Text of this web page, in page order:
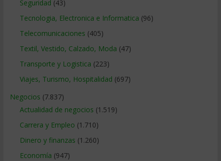
Seguridad (43)
Tecnologia, Electronica e Informatica (96)
Telecomunicaciones (405)
Textil, Vestido, Calzado, Moda (47)
Transporte y Logistica (223)
Viajes, Turismo, Hospitalidad (697)
Negocios (7.837)
Actualidad de negocios (1.519)
Carrera y Empleo (1.710)
Dinero y finanzas (1.260)
Economía (947)